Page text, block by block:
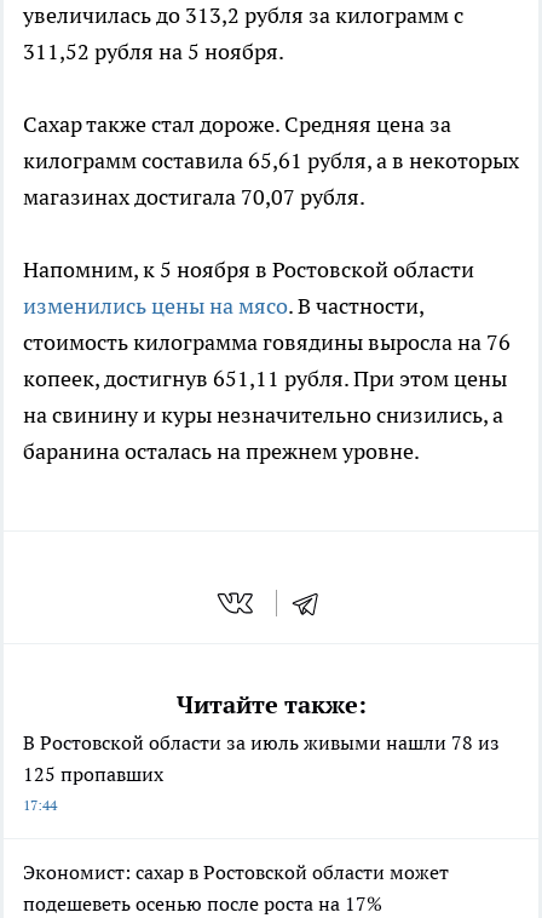
увеличилась до 313,2 рубля за килограмм с
311,52 рубля на 5 ноября.
Сахар также стал дороже. Средняя цена за
килограмм составила 65,61 рубля, а в некоторых
магазинах достигала 70,07 рубля.
Напомним, к 5 ноября в Ростовской области
изменились цены на мясо. В частности,
стоимость килограмма говядины выросла на 76
копеек, достигнув 651,11 рубля. При этом цены
на свинину и куры незначительно снизились, а
баранина осталась на прежнем уровне.
Читайте также:
В Ростовской области за июль живыми нашли 78 из
125 пропавших
17:44
Экономист: сахар в Ростовской области может
подешеветь осенью после роста на 17%